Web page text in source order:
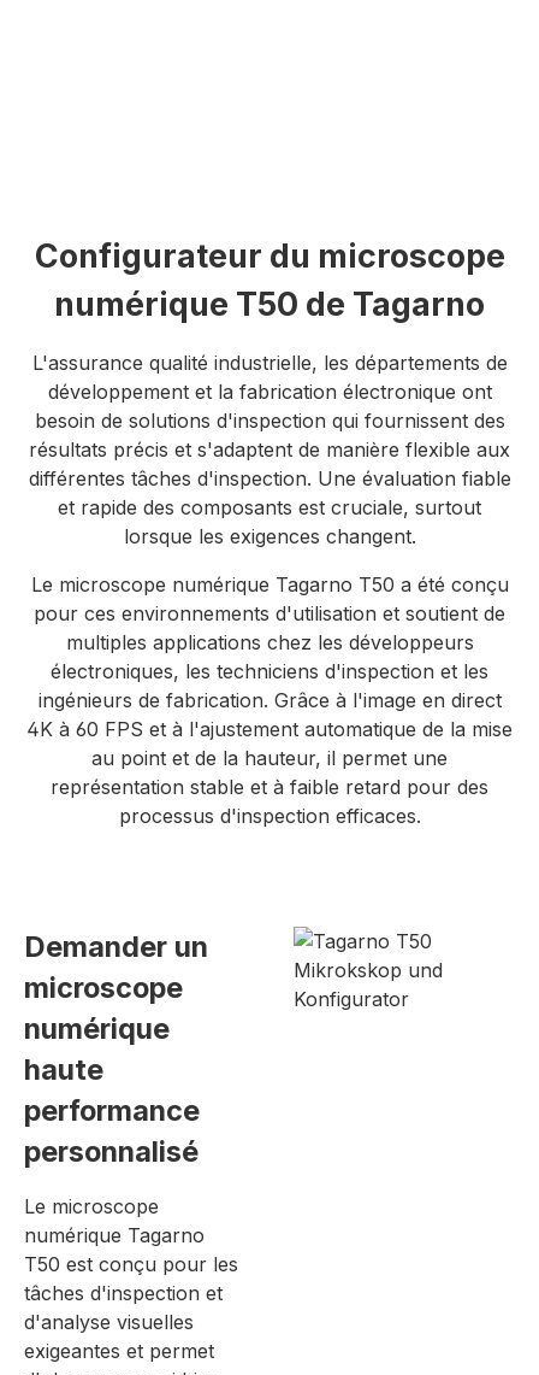
Configurateur du microscope
numérique T50 de Tagarno
L'assurance qualité industrielle, les départements de
développement et la fabrication électronique ont
besoin de solutions d'inspection qui fournissent des
résultats précis et s'adaptent de manière flexible aux
différentes tâches d'inspection. Une évaluation fiable
et rapide des composants est cruciale, surtout
lorsque les exigences changent.
Le microscope numérique Tagarno T50 a été conçu
pour ces environnements d'utilisation et soutient de
multiples applications chez les développeurs
électroniques, les techniciens d'inspection et les
ingénieurs de fabrication. Grâce à l'image en direct
4K à 60 FPS et à l'ajustement automatique de la mise
au point et de la hauteur, il permet une
représentation stable et à faible retard pour des
processus d'inspection efficaces.
Demander un
microscope
numérique
haute
performance
personnalisé
Le microscope
numérique Tagarno
T50 est conçu pour les
tâches d'inspection et
d'analyse visuelles
exigeantes et permet